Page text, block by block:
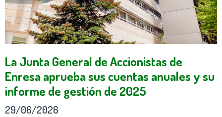
La Junta General de Accionistas de
Enresa aprueba sus cuentas anuales y su
informe de gestión de 2025
29/06/2026